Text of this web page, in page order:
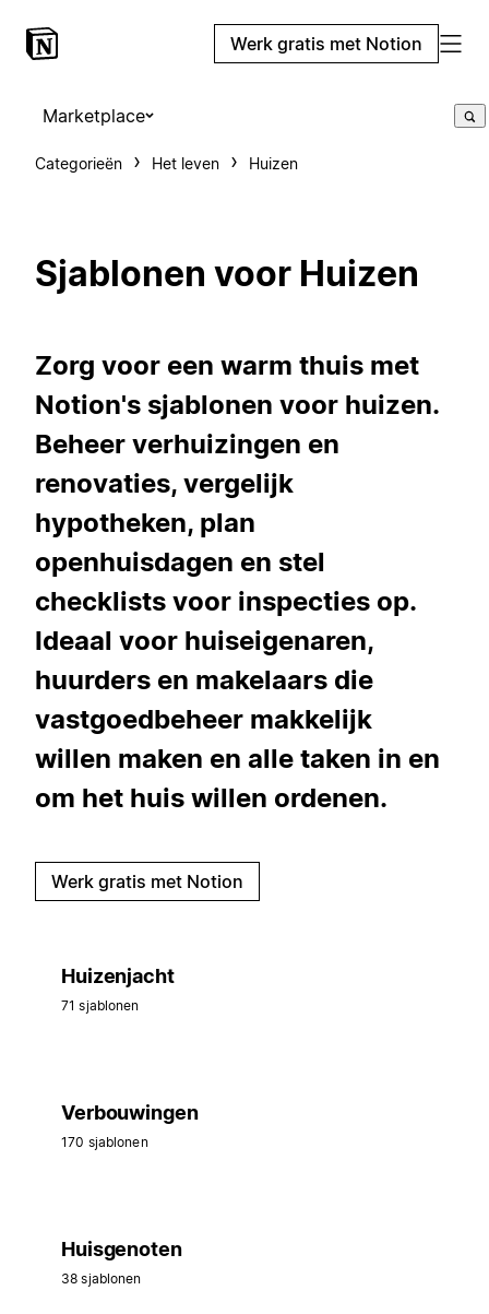
Werk gratis met Notion
Marketplace
Categorieën Het leven Huizen
Sjablonen voor Huizen
Zorg voor een warm thuis met
Notion's sjablonen voor huizen.
Beheer verhuizingen en
renovaties, vergelijk
hypotheken, plan
openhuisdagen en stel
checklists voor inspecties op.
Ideaal voor huiseigenaren,
huurders en makelaars die
vastgoedbeheer makkelijk
willen maken en alle taken in en
om het huis willen ordenen.
Werk gratis met Notion
Huizenjacht
71 sjablonen
Verbouwingen
170 sjablonen
Huisgenoten
38 sjablonen